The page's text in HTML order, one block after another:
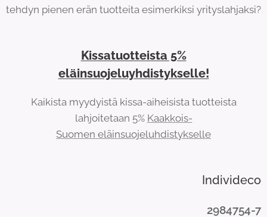
tehdyn pienen erän tuotteita esimerkiksi yrityslahjaksi?
Kissatuotteista 5%
eläinsuojeluyhdistykselle!
Kaikista myydyistä kissa-aiheisista tuotteista
lahjoitetaan 5% Kaakkois-
Suomen eläinsuojeluhdistykselle
Individeco
2984754-7